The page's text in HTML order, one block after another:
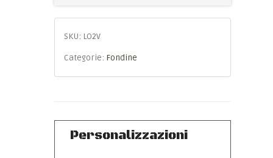
SKU: LO2V
Categorie: Fondine
Personalizzazioni